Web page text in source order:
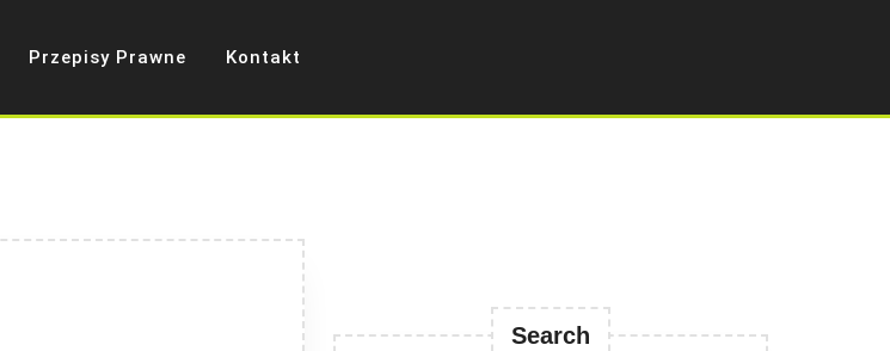
Przepisy Prawne Kontakt
Search